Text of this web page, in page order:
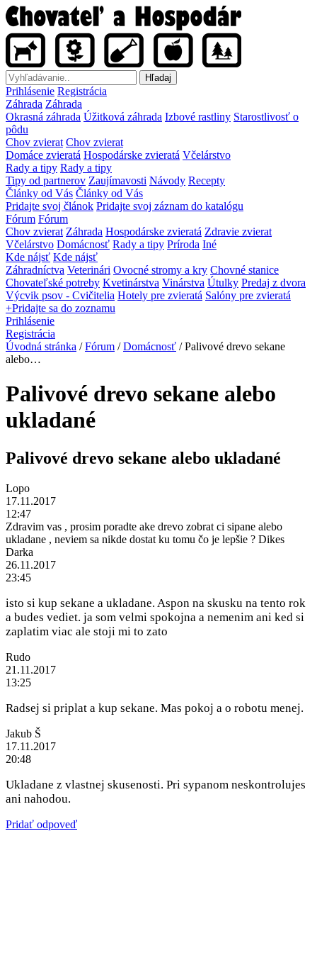
Hľadaj
Prihlásenie Registrácia
Záhrada Záhrada
Okrasná záhrada Úžitková záhrada Izbové rastliny Starostlivosť o
pôdu
Chov zvierat Chov zvierat
Domáce zvieratá Hospodárske zvieratá Včelárstvo
Rady a tipy Rady a tipy
Tipy od partnerov Zaujímavosti Návody Recepty
Články od Vás Články od Vás
Pridajte svoj článok Pridajte svoj záznam do katalógu
Fórum Fórum
Chov zvierat Záhrada Hospodárske zvieratá Zdravie zvierat
Včelárstvo Domácnosť Rady a tipy Príroda Iné
Kde nájsť Kde nájsť
Záhradníctva Veterinári Ovocné stromy a kry Chovné stanice
Chovateľské potreby Kvetinárstva Vinárstva Útulky Predaj z dvora
Výcvik psov - Cvičitelia Hotely pre zvieratá Salóny pre zvieratá
+Pridajte sa do zoznamu
Prihlásenie
Registrácia
Úvodná stránka / Fórum / Domácnosť / Palivové drevo sekane
alebo…
Palivové drevo sekane alebo
ukladané
Palivové drevo sekane alebo ukladané
Lopo
17.11.2017
12:47
Zdravim vas , prosim poradte ake drevo zobrat ci sipane alebo
ukladane , neviem sa nikde dostat ku tomu čo je lepšie ? Dikes
Darka
26.11.2017
23:45
isto si kup sekane a ukladane. Aspon na skusku na tento rok
a budes vediet. ja som velmi spokojna a nemenim ani ked si
zaplatim viac ale stoji mi to zato
Rudo
21.11.2017
13:25
Radsej si priplat a kup sekane. Mas pokoj a o robotu menej.
Jakub Š
17.11.2017
20:48
Ukladane z vlastnej skusenosti. Pri sypanom neskontrolujes
ani nahodou.
Pridať odpoveď